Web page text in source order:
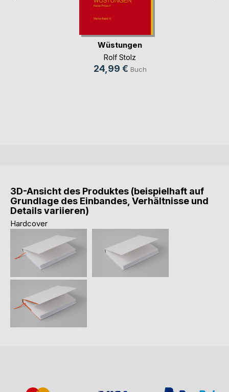
Wüstungen
Rolf Stolz
24,99 € Buch
3D-Ansicht des Produktes (beispielhaft auf
Grundlage des Einbandes, Verhältnisse und
Details variieren)
Hardcover